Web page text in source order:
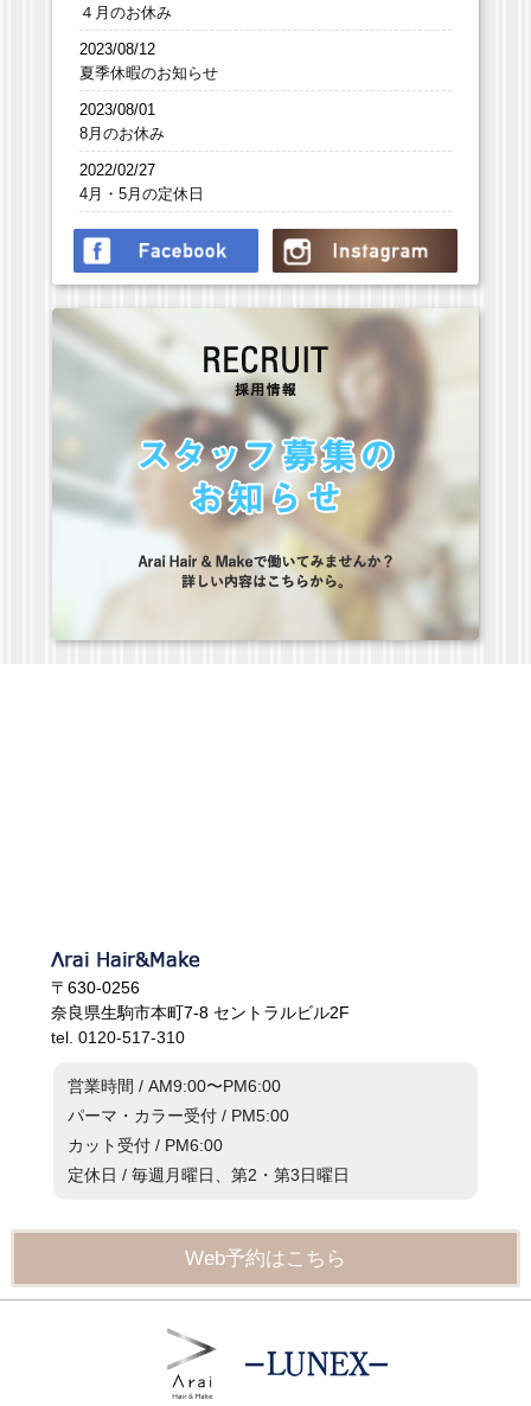
４月のお休み
2023/08/12
夏季休暇のお知らせ
2023/08/01
8月のお休み
2022/02/27
4月・5月の定休日
〒630-0256
奈良県生駒市本町7-8 セントラルビル2F
tel. 0120-517-310
営業時間 / AM9:00〜PM6:00
パーマ・カラー受付 / PM5:00
カット受付 / PM6:00
定休日 / 毎週月曜日、第2・第3日曜日
Web予約はこちら